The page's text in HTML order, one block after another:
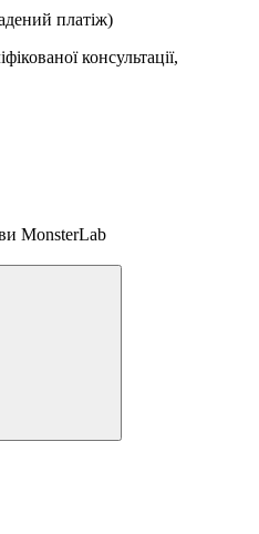
платіж)
консультації,
MonsterLab